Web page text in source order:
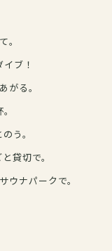
。
ブ！
がる。
う。
貸切で。
ウナパークで。